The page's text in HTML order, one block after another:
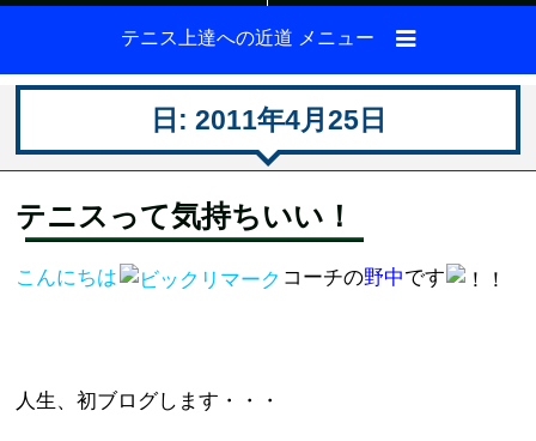
テニス上達への近道 メニュー
日: 2011年4月25日
テニスって気持ちいい！
こんにちは コーチの野中です
人生、初ブログします・・・